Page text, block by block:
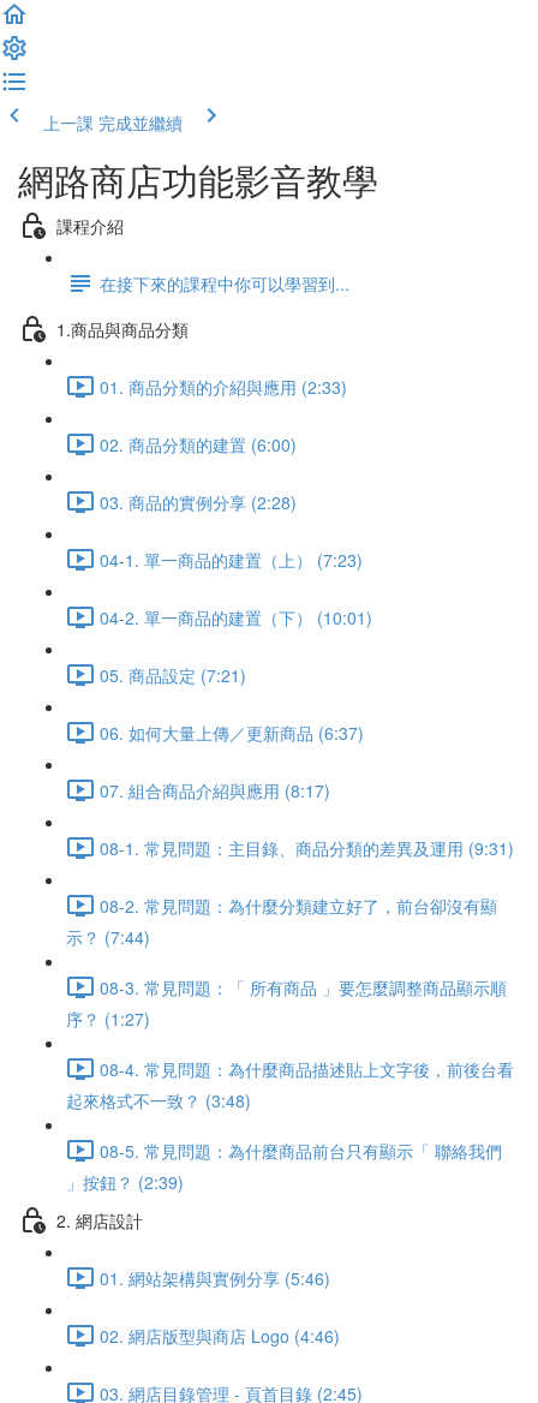
上一課 完成並繼續
網路商店功能影音教學
課程介紹
在接下來的課程中你可以學習到...
1.商品與商品分類
01. 商品分類的介紹與應用 (2:33)
02. 商品分類的建置 (6:00)
03. 商品的實例分享 (2:28)
04-1. 單一商品的建置（上） (7:23)
04-2. 單一商品的建置（下） (10:01)
05. 商品設定 (7:21)
06. 如何大量上傳／更新商品 (6:37)
07. 組合商品介紹與應用 (8:17)
08-1. 常見問題：主目錄、商品分類的差異及運用 (9:31)
08-2. 常見問題：為什麼分類建立好了，前台卻沒有顯
示？ (7:44)
08-3. 常見問題：「 所有商品 」要怎麼調整商品顯示順
序？ (1:27)
08-4. 常見問題：為什麼商品描述貼上文字後，前後台看
起來格式不一致？ (3:48)
08-5. 常見問題：為什麼商品前台只有顯示「 聯絡我們
」按鈕？ (2:39)
2. 網店設計
01. 網站架構與實例分享 (5:46)
02. 網店版型與商店 Logo (4:46)
03. 網店目錄管理 - 頁首目錄 (2:45)